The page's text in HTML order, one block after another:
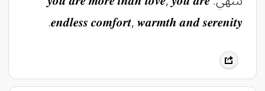
𝒆𝒏𝒅𝒍𝒆𝒔𝒔 𝒄𝒐𝒎𝒇𝒐𝒓𝒕, 𝒘𝒂𝒓𝒎𝒕𝒉 𝒂𝒏𝒅 𝒔𝒆𝒓𝒆𝒏𝒊𝒕𝒚.